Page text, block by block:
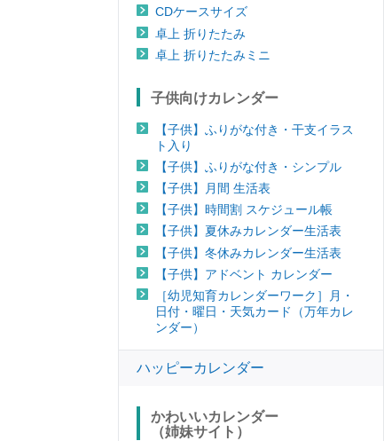
CDケースサイズ
卓上 折りたたみ
卓上 折りたたみミニ
子供向けカレンダー
【子供】ふりがな付き・干支イラス
ト入り
【子供】ふりがな付き・シンプル
【子供】月間 生活表
【子供】時間割 スケジュール帳
【子供】夏休みカレンダー生活表
【子供】冬休みカレンダー生活表
【子供】アドベント カレンダー
［幼児知育カレンダーワーク］月・
日付・曜日・天気カード（万年カレ
ンダー）
ハッピーカレンダー
かわいいカレンダー
（姉妹サイト）